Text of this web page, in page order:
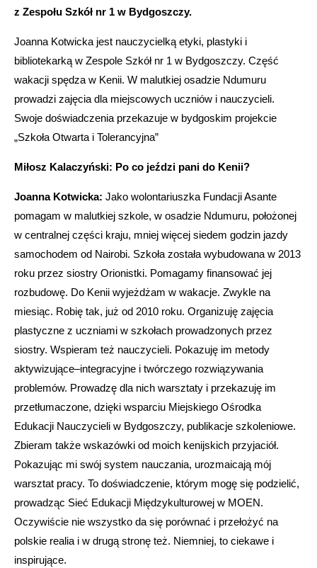
z Zespołu Szkół nr 1 w Bydgoszczy.
Joanna Kotwicka jest nauczycielką etyki, plastyki i
bibliotekarką w Zespole Szkół nr 1 w Bydgoszczy. Część
wakacji spędza w Kenii. W malutkiej osadzie Ndumuru
prowadzi zajęcia dla miejscowych uczniów i nauczycieli.
Swoje doświadczenia przekazuje w bydgoskim projekcie
„Szkoła Otwarta i Tolerancyjna”
Miłosz Kalaczyński: Po co jeździ pani do Kenii?
Joanna Kotwicka: Jako wolontariuszka Fundacji Asante
pomagam w malutkiej szkole, w osadzie Ndumuru, położonej
w centralnej części kraju, mniej więcej siedem godzin jazdy
samochodem od Nairobi. Szkoła została wybudowana w 2013
roku przez siostry Orionistki. Pomagamy finansować jej
rozbudowę. Do Kenii wyjeżdżam w wakacje. Zwykle na
miesiąc. Robię tak, już od 2010 roku. Organizuję zajęcia
plastyczne z uczniami w szkołach prowadzonych przez
siostry. Wspieram też nauczycieli. Pokazuję im metody
aktywizujące–integracyjne i twórczego rozwiązywania
problemów. Prowadzę dla nich warsztaty i przekazuję im
przetłumaczone, dzięki wsparciu Miejskiego Ośrodka
Edukacji Nauczycieli w Bydgoszczy, publikacje szkoleniowe.
Zbieram także wskazówki od moich kenijskich przyjaciół.
Pokazując mi swój system nauczania, urozmaicają mój
warsztat pracy. To doświadczenie, którym mogę się podzielić,
prowadząc Sieć Edukacji Międzykulturowej w MOEN.
Oczywiście nie wszystko da się porównać i przełożyć na
polskie realia i w drugą stronę też. Niemniej, to ciekawe i
inspirujące.